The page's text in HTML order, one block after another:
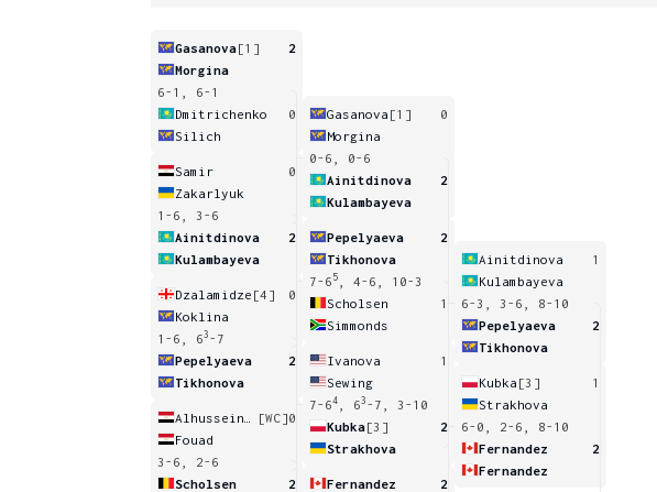
Gasanova[1]
2
Morgina
6-1, 6-1
Dmitrichenko
0
Silich
Samir
0
Zakarlyuk
1-6, 3-6
Ainitdinova
2
Kulambayeva
Dzalamidze [4]
0
Koklina
1-6, 63 -7
Pepelyaeva
2
Tikhonova
[WC]0
Fouad
3-6, 2-6
Scholsen
2
Gasanova [1]
0
Morgina
0-6, 0-6
Ainitdinova
2
Kulambayeva
Pepelyaeva
2
Tikhonova
7-6 5
, 4-6, 10-3
Scholsen
1
Simmonds
Ivanova
1
Sewing
7-64 , 63 -7, 3-10
Kubka[3]
2
Strakhova
Fernandez
2
Ainitdinova
1
Kulambayeva
6-3, 3-6, 8-10
Pepelyaeva
2
Tikhonova
Kubka [3]
1
Strakhova
6-0, 2-6, 8-10
Fernandez
2
Fernandez